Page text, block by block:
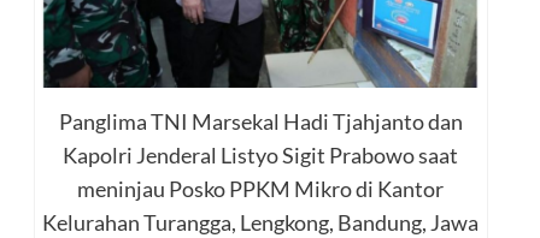
Panglima TNI Marsekal Hadi Tjahjanto dan
Kapolri Jenderal Listyo Sigit Prabowo saat
meninjau Posko PPKM Mikro di Kantor
Kelurahan Turangga, Lengkong, Bandung, Jawa